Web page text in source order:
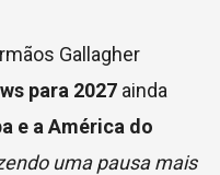
Gallagher
para 2027 ainda
e a América do
uma pausa mais